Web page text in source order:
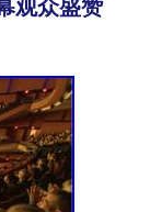
观众盛赞